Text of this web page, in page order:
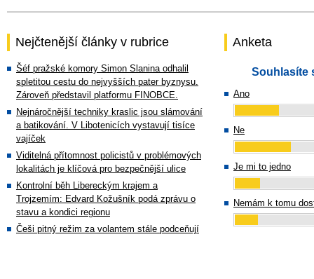
Nejčtenější články v rubrice
Šéf pražské komory Simon Slanina odhalil
spletitou cestu do nejvyšších pater byznysu.
Zároveň představil platformu FINOBCE.
Nejnáročnější techniky kraslic jsou slámování
a batikování. V Libotenicích vystavují tisíce
vajíček
Viditelná přítomnost policistů v problémových
lokalitách je klíčová pro bezpečnější ulice
Kontrolní běh Libereckým krajem a
Trojzemím: Edvard Kožušník podá zprávu o
stavu a kondici regionu
Češi pitný režim za volantem stále podceňují
Anketa
Souhlasíte
Ano
Ne
Je mi to jedno
Nemám k tomu